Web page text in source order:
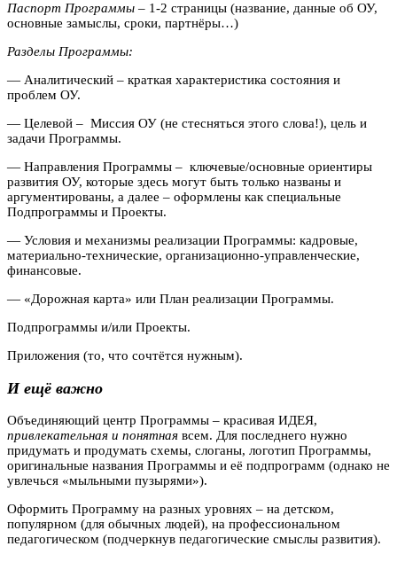
Паспорт Программы – 1-2 страницы (название, данные об ОУ,
основные замыслы, сроки, партнёры…)
Разделы Программы:
— Аналитический – краткая характеристика состояния и
проблем ОУ.
— Целевой – Миссия ОУ (не стесняться этого слова!), цель и
задачи Программы.
— Направления Программы – ключевые/основные ориентиры
развития ОУ, которые здесь могут быть только названы и
аргументированы, а далее – оформлены как специальные
Подпрограммы и Проекты.
— Условия и механизмы реализации Программы: кадровые,
материально-технические, организационно-управленческие,
финансовые.
— «Дорожная карта» или План реализации Программы.
Подпрограммы и/или Проекты.
Приложения (то, что сочтётся нужным).
И ещё важно
Объединяющий центр Программы – красивая ИДЕЯ,
привлекательная и понятная всем. Для последнего нужно
придумать и продумать схемы, слоганы, логотип Программы,
оригинальные названия Программы и её подпрограмм (однако не
увлечься «мыльными пузырями»).
Оформить Программу на разных уровнях – на детском,
популярном (для обычных людей), на профессиональном
педагогическом (подчеркнув педагогические смыслы развития).